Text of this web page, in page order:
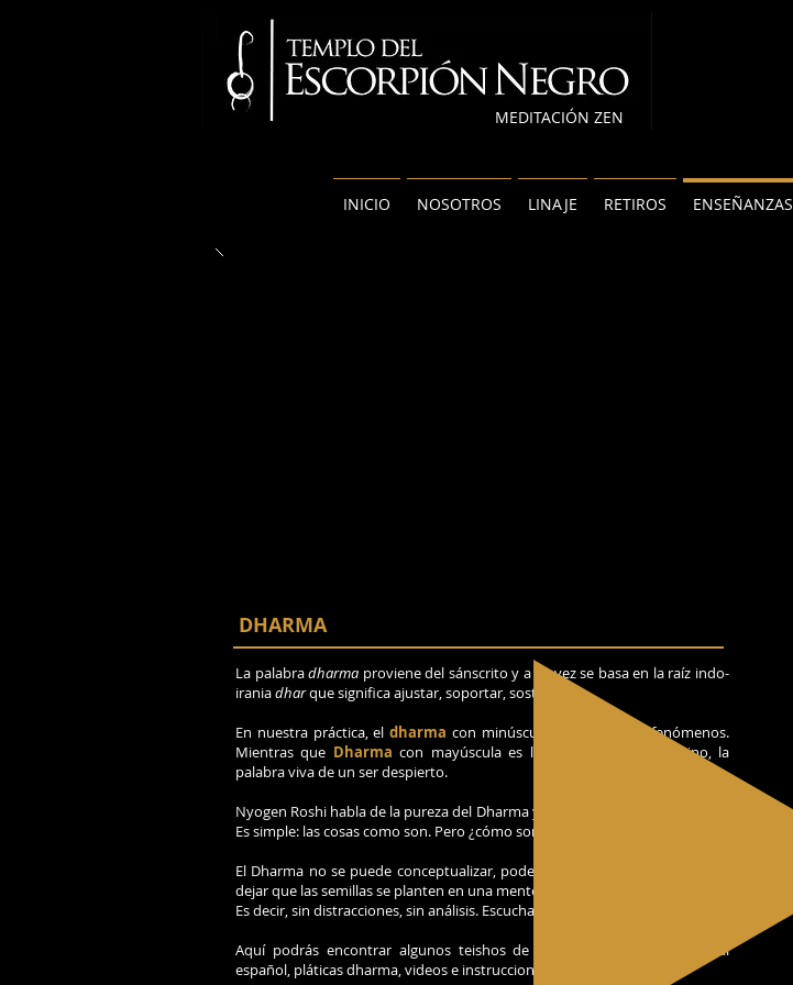
MEDITACIÓN ZEN
INICIO NOSOTROS LINAJE RETIROS ENSEÑANZAS
DHARMA
La palabradharma proviene del sánscrito y a su vez se basa en la raíz indo-
iraniadharque significa ajustar, soportar, sostener.
En nuestra práctica, eldharma con minúscula son todos los fenómenos.
Mientras que Dharma con mayúscula es la enseñanza o el camino, la
palabra viva de un ser despierto.
Nyogen Roshi habla de la pureza del Dharma y se pregunta ¿qué es pureza?
Es simple: las cosas como son. Pero ¿cómo son las cosas?
El Dharma no se puede conceptualizar, podemos escuchar atentamente y
dejar que las semillas se planten en una mente pura... ¿cómo pura?
Es decir, sin distracciones, sin análisis. Escuchando nada más.
Aquí podrás encontrar algunos teishos de Nyogen Roshi traducidos al
español, pláticas dharma, videos e instrucciones sobre la forma.